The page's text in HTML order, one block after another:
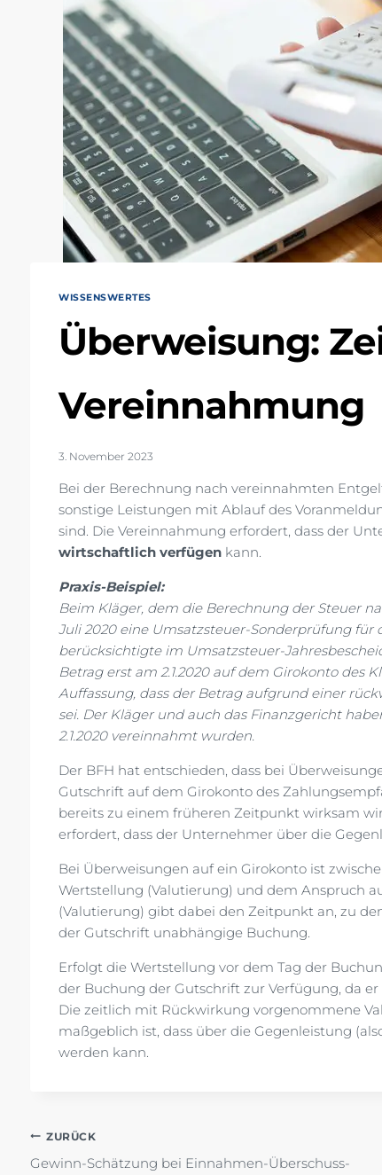
WISSENSWERTES
Überweisung:
Vereinnahmung
3. November 2023
Bei der Berechnung nach vereinnahmten
sonstige Leistungen mit Ablauf des
sind. Die Vereinnahmung erfordert, dass der
wirtschaftlich verfügen kann.
Praxis-Beispiel:
Beim Kläger, dem die Berechnung der Steuer
Juli 2020 eine Umsatzsteuer-Sonderprüfung für
berücksichtigte im Umsatzsteuer-
Betrag erst am 2.1.2020 auf dem Girokonto des
Auffassung, dass der Betrag aufgrund einer
sei. Der Kläger und auch das Finanzgericht
2.1.2020 vereinnahmt wurden.
Der BFH hat entschieden, dass bei
Gutschrift auf dem Girokonto des
bereits zu einem früheren Zeitpunkt wirksam
erfordert, dass der Unternehmer über die
Bei Überweisungen auf ein Girokonto ist
Wertstellung (Valutierung) und dem Anspruch
(Valutierung) gibt dabei den Zeitpunkt an, zu
der Gutschrift unabhängige Buchung.
Erfolgt die Wertstellung vor dem Tag der
der Buchung der Gutschrift zur Verfügung, da
Die zeitlich mit Rückwirkung vorgenommene
maßgeblich ist, dass über die Gegenleistung
werden kann.
Beitragsnavigation
ZURÜCK
Gewinn-Schätzung bei Einnahmen-Überschuss-